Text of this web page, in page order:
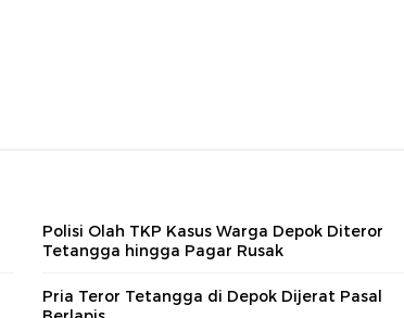
Polisi Olah TKP Kasus Warga Depok Diteror
Tetangga hingga Pagar Rusak
Pria Teror Tetangga di Depok Dijerat Pasal